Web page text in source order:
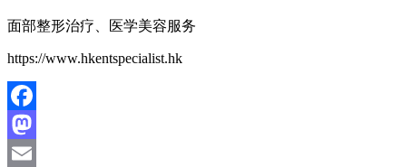
面部整形治疗、医学美容服务
https://www.hkentspecialist.hk
Facebook
Mastodon